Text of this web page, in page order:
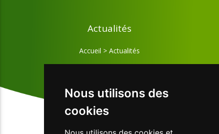
Nous utilisons des
cookies
Actualités
Accueil > Actualités